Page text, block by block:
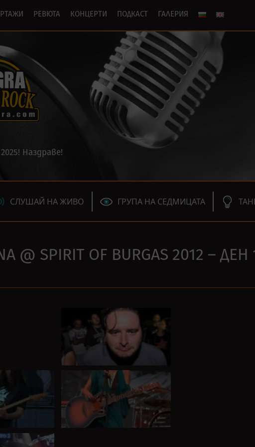
РЕВЮТА КОНЦЕРТИ ПОДКАСТ ГАЛЕРИЯ
Наздраве!
СЛУШАЙ НА ЖИВО ГРУПА НА СЕДМИЦАТА
@ SPIRIT OF BURGAS 2012 – ДЕН